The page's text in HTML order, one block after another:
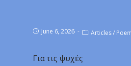
June 6, 2026 Articles/
Για τις ψυχές